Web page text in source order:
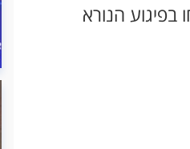
בפיגוע הנורא